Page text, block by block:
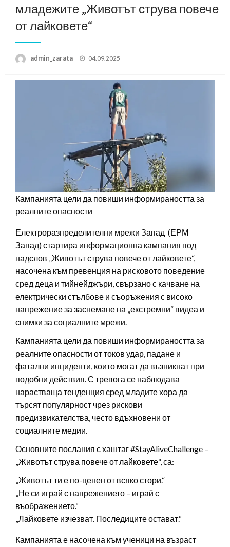
младежите „Животът струва повече
от лайковете“
admin_zarata
Posted
04.09.2025
Кампанията цели да повиши информираността за
реалните опасности
Електроразпределителни мрежи Запад (ЕРМ
Запад) стартира информационна кампания под
надслов „Животът струва повече от лайковете“,
насочена към превенция на рисковото поведение
сред деца и тийнейджъри, свързано с качване на
електрически стълбове и съоръжения с високо
напрежение за заснемане на „екстремни“ видеа и
снимки за социалните мрежи.
Кампанията цели да повиши информираността за
реалните опасности от токов удар, падане и
фатални инциденти, които могат да възникнат при
подобни действия. С тревога се наблюдава
нарастваща тенденция сред младите хора да
търсят популярност чрез рискови
предизвикателства, често вдъхновени от
социалните медии.
Основните послания с хаштаг #StayAliveChallenge –
„Животът струва повече от лайковете“, са:
„Животът ти е по-ценен от всяко стори.“
„Не си играй с напрежението – играй с
въображението.“
„Лайковете изчезват. Последиците остават.“
Кампанията е насочена към ученици на възраст